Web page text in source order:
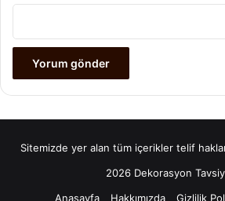
Sitemizde yer alan tüm içerikler telif
2026 Dekorasyon
Anasayfa
Hakkımızda Gizlilik